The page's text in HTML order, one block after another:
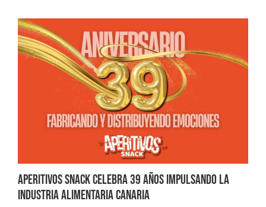
Aperitivos Snack celebra 39 años impulsando la
industria alimentaria canaria